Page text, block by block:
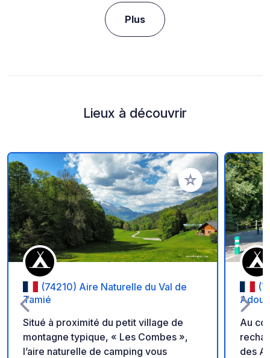
Plus
Lieux à découvrir
Ajouter à vos
(74210) Aire Naturelle du Val de
Tamié
Situé à proximité du petit village de
montagne typique, « Les Combes »,
l’aire naturelle de camping vous
Au
des